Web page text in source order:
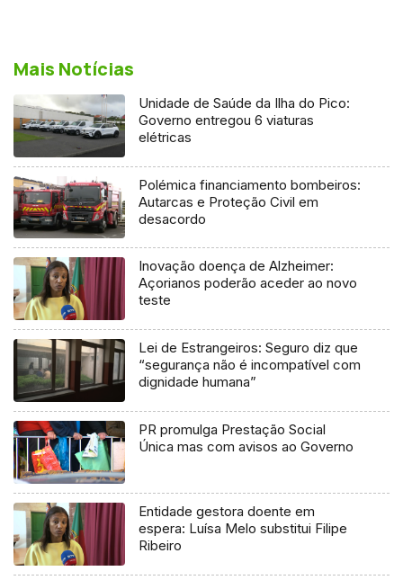
Mais Notícias
Unidade de Saúde da Ilha do Pico:
Governo entregou 6 viaturas
elétricas
Polémica financiamento bombeiros:
Autarcas e Proteção Civil em
desacordo
Inovação doença de Alzheimer:
Açorianos poderão aceder ao novo
teste
Lei de Estrangeiros: Seguro diz que
“segurança não é incompatível com
dignidade humana”
PR promulga Prestação Social
Única mas com avisos ao Governo
Entidade gestora doente em
espera: Luísa Melo substitui Filipe
Ribeiro